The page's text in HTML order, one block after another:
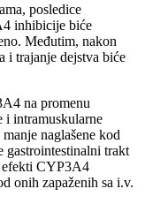
posledice
inhibicije biće
Međutim, nakon
i trajanje dejstva biće
na promenu
i intramuskularne
naglašene kod
gastrointestinalni trakt
efekti CYP3A4
onih zapaženih sa i.v.